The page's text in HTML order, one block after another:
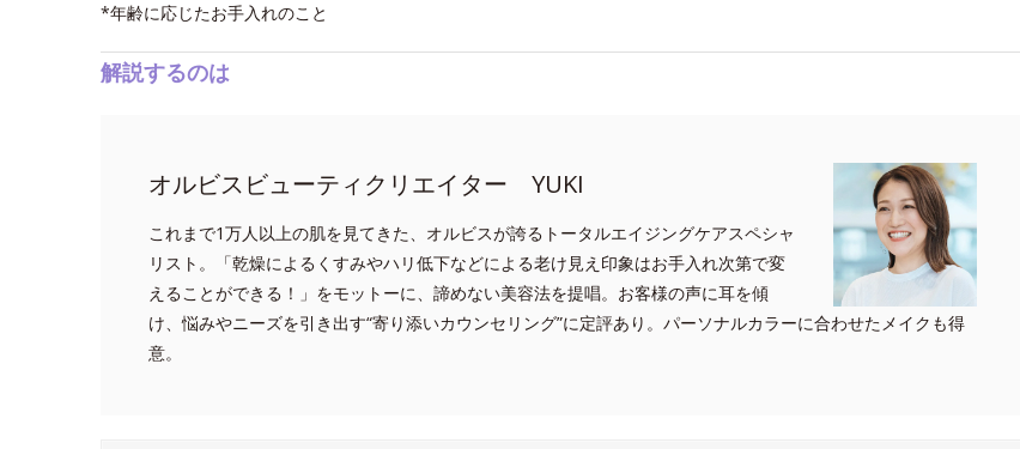
*年齢に応じたお手入れのこと
解説するのは
オルビスビューティクリエイター YUKI
これまで1万人以上の肌を見てきた、オルビスが誇るトータルエイジングケアスペシャ
リスト。「乾燥によるくすみやハリ低下などによる老け見え印象はお手入れ次第で変
えることができる！」をモットーに、諦めない美容法を提唱。お客様の声に耳を傾
け、悩みやニーズを引き出す“寄り添いカウンセリング”に定評あり。パーソナルカラーに合わせたメイクも得
意。